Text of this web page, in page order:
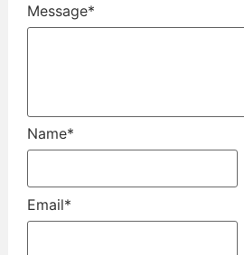
Message*
Name*
Email*